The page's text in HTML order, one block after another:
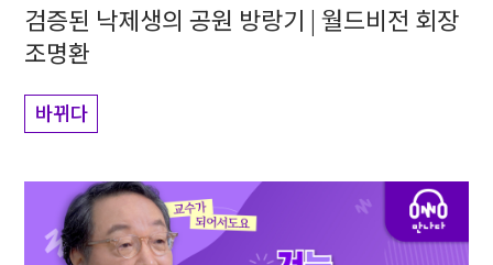
검증된 낙제생의 공원 방랑기 | 월드비전 회장
조명환
바뀌다